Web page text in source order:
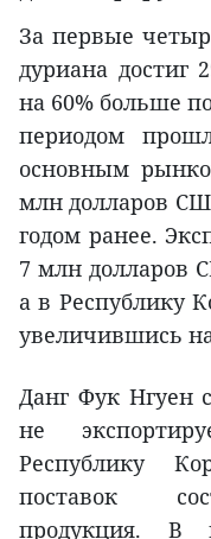
За первые
дуриана достиг
на 60% больше
периодом
основным
млн долларов
годом ранее.
7 млн долларов
а в Республику
увеличившись
Данг Фук Нгуен
не
Республику
поставок
продукция. В